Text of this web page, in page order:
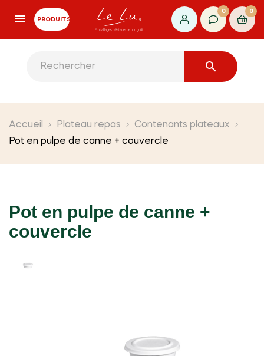
PRODUITS
0 0

Accueil Plateau repas
Contenants plateaux
Pot en pulpe de canne + couvercle
Pot en pulpe de canne +
couvercle